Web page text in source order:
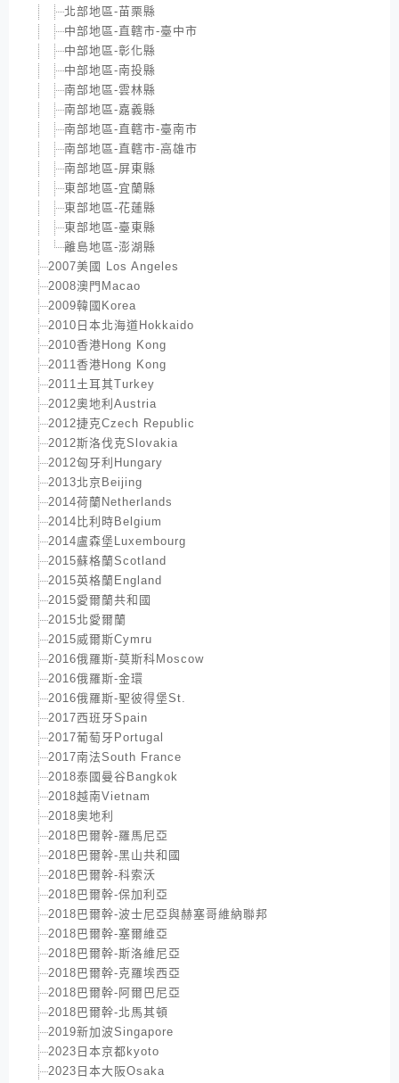
北部地區-苗栗縣
中部地區-直轄市-臺中市
中部地區-彰化縣
中部地區-南投縣
南部地區-雲林縣
南部地區-嘉義縣
南部地區-直轄市-臺南市
南部地區-直轄市-高雄市
南部地區-屏東縣
東部地區-宜蘭縣
東部地區-花蓮縣
東部地區-臺東縣
離島地區-澎湖縣
2007美國 Los Angeles
2008澳門Macao
2009韓國Korea
2010日本北海道Hokkaido
2010香港Hong Kong
2011香港Hong Kong
2011土耳其Turkey
2012奧地利Austria
2012捷克Czech Republic
2012斯洛伐克Slovakia
2012匈牙利Hungary
2013北京Beijing
2014荷蘭Netherlands
2014比利時Belgium
2014盧森堡Luxembourg
2015蘇格蘭Scotland
2015英格蘭England
2015愛爾蘭共和國
2015北愛爾蘭
2015威爾斯Cymru
2016俄羅斯-莫斯科Moscow
2016俄羅斯-金環
2016俄羅斯-聖彼得堡St.
2017西班牙Spain
2017葡萄牙Portugal
2017南法South France
2018泰國曼谷Bangkok
2018越南Vietnam
2018奧地利
2018巴爾幹-羅馬尼亞
2018巴爾幹-黑山共和國
2018巴爾幹-科索沃
2018巴爾幹-保加利亞
2018巴爾幹-波士尼亞與赫塞哥維納聯邦
2018巴爾幹-塞爾維亞
2018巴爾幹-斯洛維尼亞
2018巴爾幹-克羅埃西亞
2018巴爾幹-阿爾巴尼亞
2018巴爾幹-北馬其頓
2019新加波Singapore
2023日本京都kyoto
2023日本大阪Osaka